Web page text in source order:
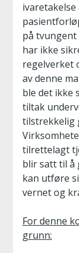
på tvungent
har ikke
regelverket
av denne
ble det ikke
tiltak
tilstrekkelig
tilrettelagt
blir satt til å
kan utføre
vernet og
For denne
grunn: